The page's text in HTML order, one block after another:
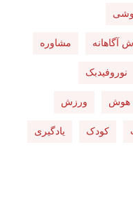
آگاهانه مشاوره
نوروفیدبک
هوش ورزش
کودک یادگیری